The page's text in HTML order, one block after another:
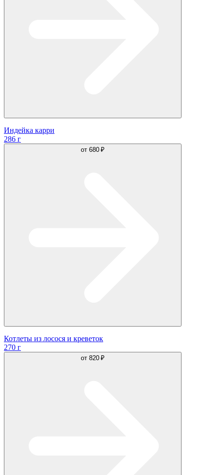
Индейка карри
286 г
от 680 ₽
Котлеты из лосося и креветок
270 г
от 820 ₽